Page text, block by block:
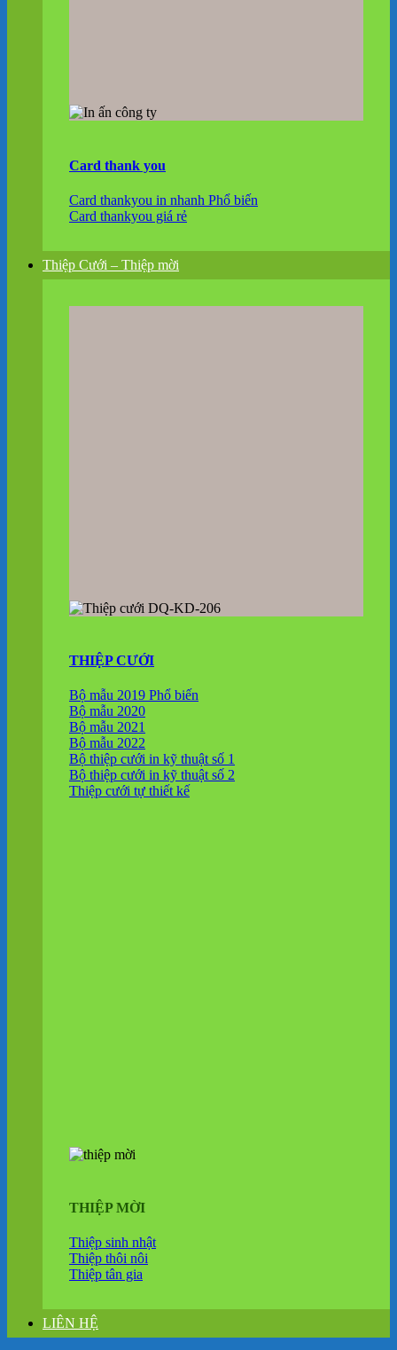
Card thank you
Card thankyou in nhanh
Card thankyou giá rẻ
Thiệp Cưới – Thiệp mời
THIỆP CƯỚI
Bộ mẫu 2019
Bộ mẫu 2020
Bộ mẫu 2021
Bộ mẫu 2022
Bộ thiệp cưới in kỹ thuật số 1
Bộ thiệp cưới in kỹ thuật số 2
Thiệp cưới tự thiết kế
THIỆP MỜI
Thiệp sinh nhật
Thiệp thôi nôi
Thiệp tân gia
LIÊN HỆ